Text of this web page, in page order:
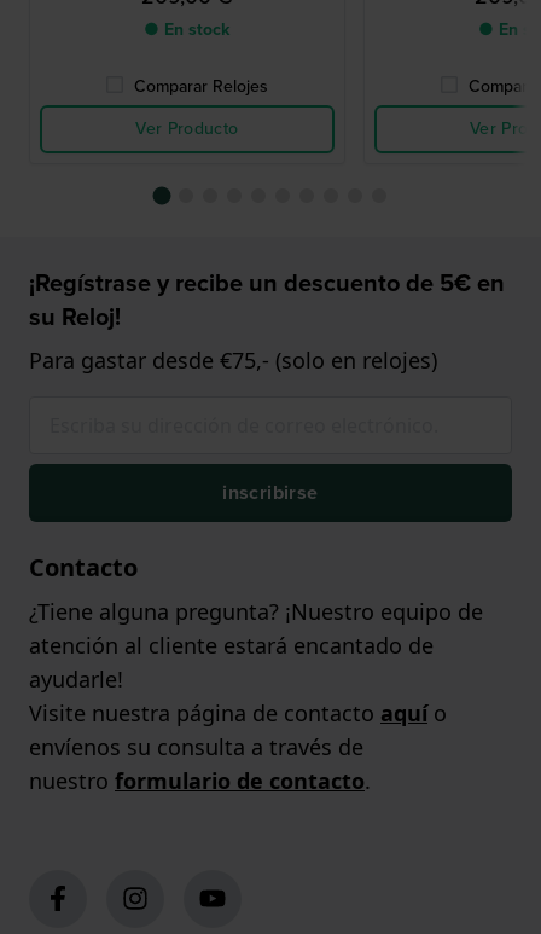
● En stock
Comparar Relojes
Ver Producto
● En
Ver
¡Regístrase y recibe un descuento de 5€ en
su Reloj!
Para gastar desde €75,- (solo en relojes)
inscribirse
Contacto
¿Tiene alguna pregunta? ¡Nuestro equipo de
atención al cliente estará encantado de
ayudarle!
Visite nuestra página de contacto aquío
envíenos su consulta a través de
nuestro formulario de contacto.